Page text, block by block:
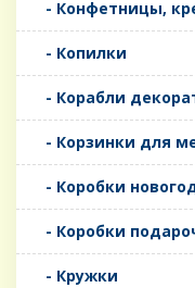
- Конфетницы,
- Копилки
- Корабли
- Корзинки для
- Коробки
- Коробки
- Кружки